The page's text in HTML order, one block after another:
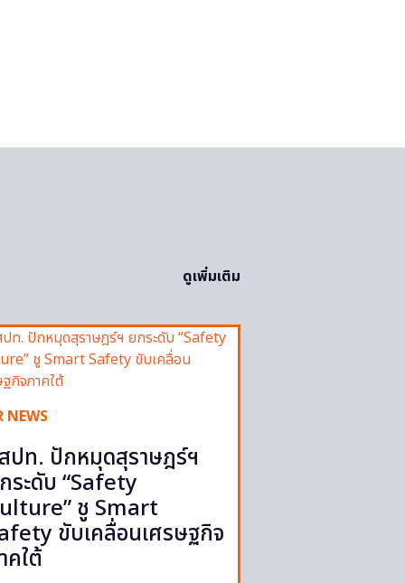
ดูเพิ่มเติม
NEWS
ปท. ปักหมุดสุราษฎร์ฯ
ระดับ “Safety
ชู Smart
ขับเคลื่อนเศรษฐกิจ
คใต้